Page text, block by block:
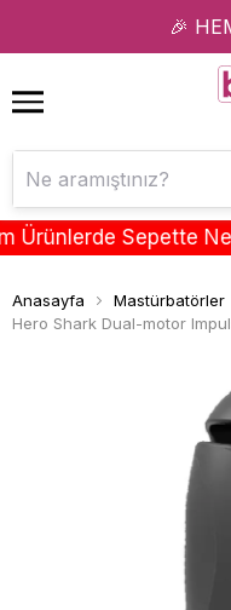
🎉
Sepette Net
Anasayfa Mastürbatörler
Hero Shark Dual-motor